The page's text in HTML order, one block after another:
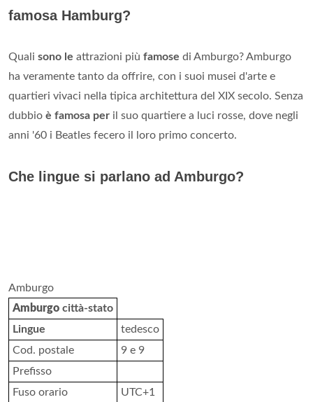
famosa Hamburg?
Quali sono le attrazioni più famose di Amburgo? Amburgo
ha veramente tanto da offrire, con i suoi musei d'arte e
quartieri vivaci nella tipica architettura del XIX secolo. Senza
dubbio è famosa per il suo quartiere a luci rosse, dove negli
anni '60 i Beatles fecero il loro primo concerto.
Che lingue si parlano ad Amburgo?
Amburgo
Amburgo città-stato
Lingue
tedesco
Cod. postale
9 e 9
Prefisso
Fuso orario
UTC+1